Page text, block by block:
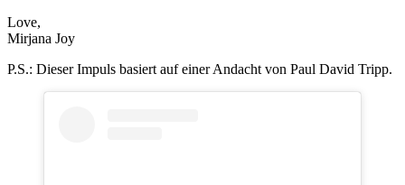
Love,
Mirjana Joy
P.S.: Dieser Impuls basiert auf einer Andacht von Paul David Tripp.